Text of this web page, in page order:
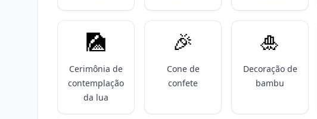
🎑
Cerimônia de
contemplação
da lua
🎉
Cone de
confete
🎍
Decoração de
bambu